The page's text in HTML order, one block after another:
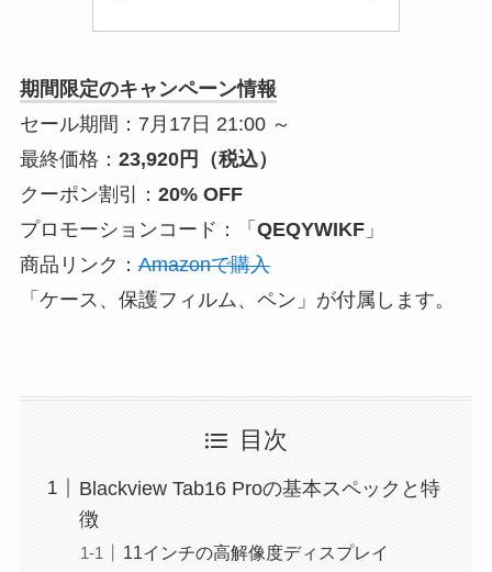
期間限定のキャンペーン情報
セール期間：7月17日 21:00 ～
最終価格： 23,920円（税込）
クーポン割引： 20% OFF
プロモーションコード：「 QEQYWIKF」
商品リンク： Amazonで購入
「ケース、保護フィルム、ペン」が付属します。
目次
Blackview Tab16 Proの基本スペックと特
徴
11インチの高解像度ディスプレイ